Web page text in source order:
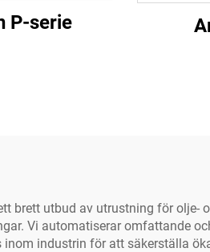
P-serie
brett utbud av utrustning för
Vi automatiserar omfattande
industrin för att säkerställa